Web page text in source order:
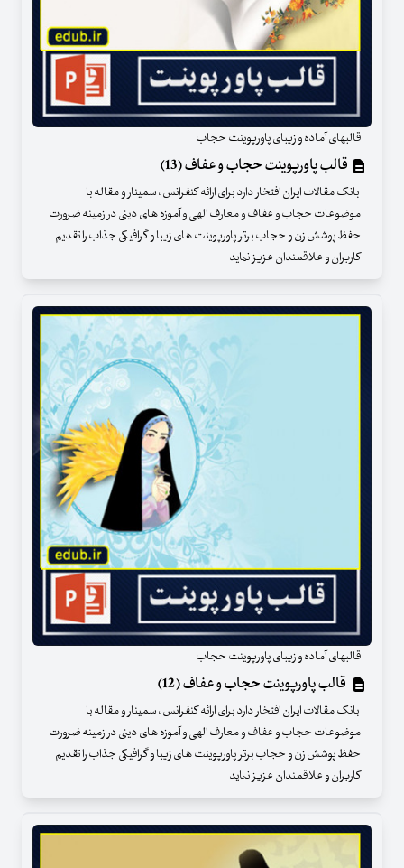
قالبهای آماده و زیبای پاورپوینت حجاب
قالب پاورپوینت حجاب و عفاف (13)
بانک مقالات ایران افتخار دارد برای ارائه کنفرانس ، سمینار و مقاله با
موضوعات حجاب و عفاف و معارف الهی و آموزه های دینی در زمینه ضرورت
حفظ پوشش زن و حجاب برتر پاورپوینت های زیبا و گرافیکی جذاب را تقدیم
کاربران و علاقمندان عزیز نماید
قالبهای آماده و زیبای پاورپوینت حجاب
قالب پاورپوینت حجاب و عفاف (12)
بانک مقالات ایران افتخار دارد برای ارائه کنفرانس ، سمینار و مقاله با
موضوعات حجاب و عفاف و معارف الهی و آموزه های دینی در زمینه ضرورت
حفظ پوشش زن و حجاب برتر پاورپوینت های زیبا و گرافیکی جذاب را تقدیم
کاربران و علاقمندان عزیز نماید